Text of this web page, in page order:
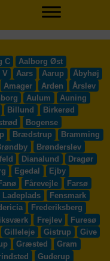
C
Aalborg Øst
V Aars Aarup
Åbyhøj
Amager Arden
Årslev
Aulum
Auning
Billund
Birkerød
Bogense
Brædstrup
Bramming
Brønderslev
Dianalund
Dragør
Egedal
Ejby
Fårevejle
Farsø
Ladeplads
Fensmark
Frederiksberg
Frejlev
Furesø
Gilleleje Gistrup
Give
Græsted
Gram
Guderup